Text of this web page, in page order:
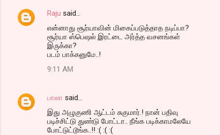
Raju said…
என்னாது சூர்யாவின் மிகைப்படுத்தாத நடிப்பா?
சூர்யா ஸ்பெஷல் இரட்டை அர்த்த வசனங்கள்
இருக்கா?
படம் பாக்கனுமே..!
9:11 AM
பாலா said…
இது அழுகுணி ஆட்டம் சுகுமார்.! நான் பதிவு
படிச்சிட்டு துண்டு போட்டா.. நீங்க படிக்காமலேயே
போட்டுட்டூங்க..!! :( :( :(